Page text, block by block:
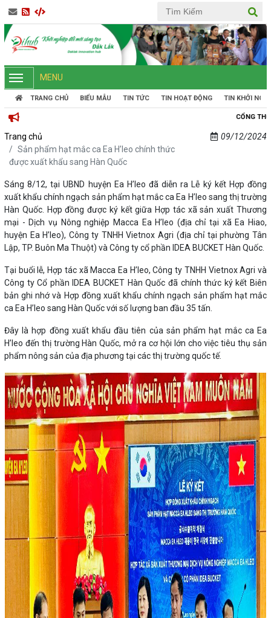
MENU
TRANG CHỦ BIỂU MẪU TIN TỨC TIN HOẠT ĐỘNG TIN KHỞI
CỔNG THÔNG TIN KHỞI
Trang chủ
Sản phẩm hạt mắc ca Ea H’leo chính thức
được xuất khẩu sang Hàn Quốc
09/12/2024
Sáng 8/12, tại UBND huyện Ea H’leo đã diễn ra Lễ ký kết Hợp đồng
xuất khẩu chính ngạch sản phẩm hạt mắc ca Ea H’leo sang thị trường
Hàn Quốc. Hợp đồng được ký kết giữa Hợp tác xã sản xuất Thương
mại - Dịch vụ Nông nghiệp Macca Ea H’leo (địa chỉ tại xã Ea Hiao,
huyện Ea H’leo), Công ty TNHH Vietnox Agri (địa chỉ tại phường Tân
Lập, TP. Buôn Ma Thuột) và Công ty cổ phần IDEA BUCKET Hàn Quốc.
Tại buổi lễ, Hợp tác xã Macca Ea H’leo, Công ty TNHH Vietnox Agri và
Công ty Cổ phần IDEA BUCKET Hàn Quốc đã chính thức ký kết Biên
bản ghi nhớ và Hợp đồng xuất khẩu chính ngạch sản phẩm hạt mắc
ca Ea H’leo sang Hàn Quốc với số lượng ban đầu 35 tấn.
Đây là hợp đồng xuất khẩu đầu tiên của sản phẩm hạt mắc ca Ea
H’leo đến thị trường Hàn Quốc, mở ra cơ hội lớn cho việc tiêu thụ sản
phẩm nông sản của địa phương tại các thị trường quốc tế.